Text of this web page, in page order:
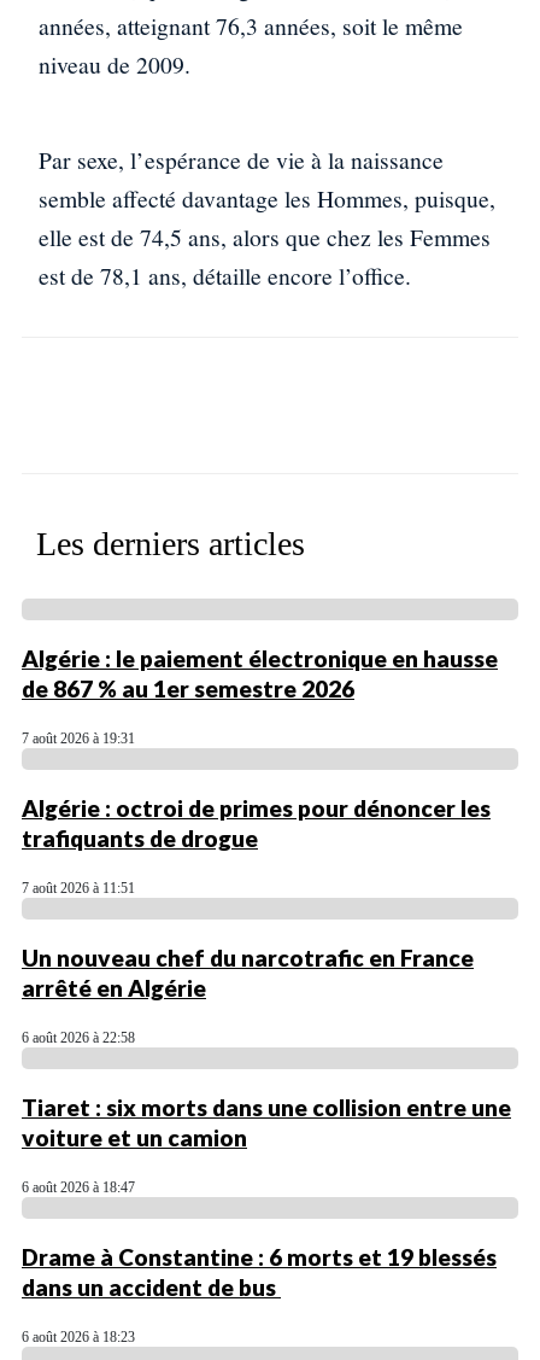
années, atteignant 76,3 années, soit le même
niveau de 2009.
Par sexe, l’espérance de vie à la naissance
semble affecté davantage les Hommes, puisque,
elle est de 74,5 ans, alors que chez les Femmes
est de 78,1 ans, détaille encore l’office.
Les derniers articles
Algérie : le paiement électronique en hausse
de 867 % au 1er semestre 2026
7 août 2026 à 19:31
Algérie : octroi de primes pour dénoncer les
trafiquants de drogue
7 août 2026 à 11:51
Un nouveau chef du narcotrafic en France
arrêté en Algérie
6 août 2026 à 22:58
Tiaret : six morts dans une collision entre une
voiture et un camion
6 août 2026 à 18:47
Drame à Constantine : 6 morts et 19 blessés
dans un accident de bus
6 août 2026 à 18:23